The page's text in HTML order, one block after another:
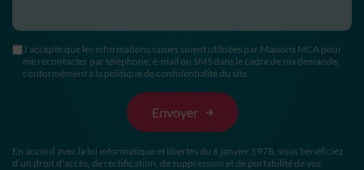
J’accepte que les informations saisies soient utilisées par Maisons MCA pour
me recontacter par téléphone, e-mail ou SMS dans le cadre de ma demande,
conformément à la politique de confidentialité du site.
En accord avec la loi informatique et libertés du 6 janvier 1978, vous bénéficiez
d’un droit d’accès, de rectification, de suppression et de portabilité de vos